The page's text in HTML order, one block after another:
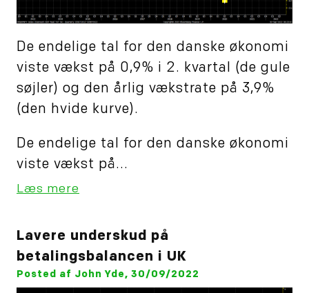
De endelige tal for den danske økonomi
viste vækst på 0,9% i 2. kvartal (de gule
søjler) og den årlig vækstrate på 3,9%
(den hvide kurve).
De endelige tal for den danske økonomi
viste vækst på...
Læs mere
Lavere underskud på
betalingsbalancen i UK
Posted af John Yde, 30/09/2022